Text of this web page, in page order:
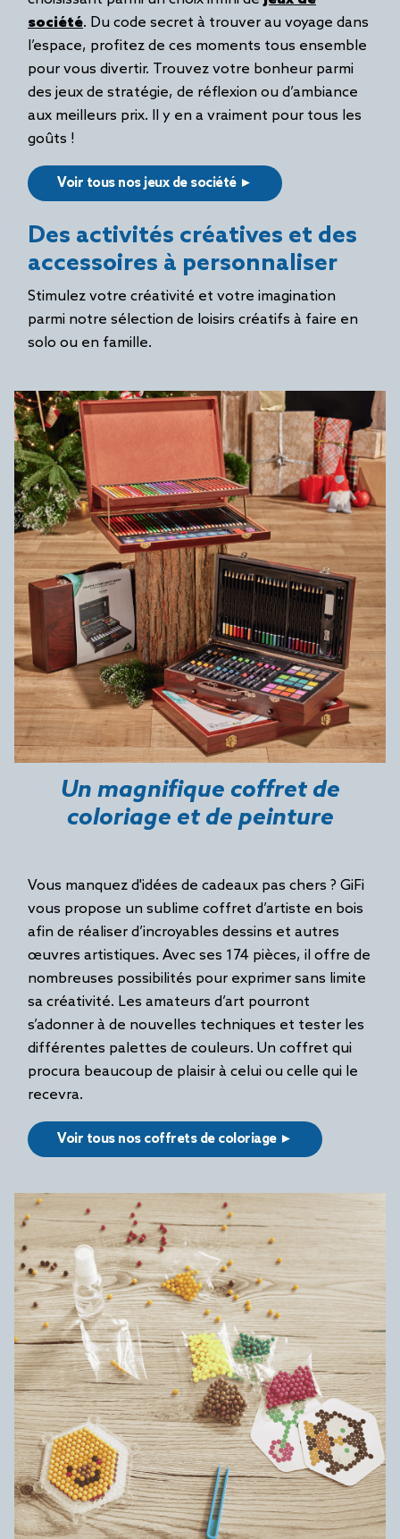
société. Du code secret à trouver au voyage dans
l’espace, profitez de ces moments tous ensemble
pour vous divertir. Trouvez votre bonheur parmi
des jeux de stratégie, de réflexion ou d’ambiance
aux meilleurs prix. Il y en a vraiment pour tous les
goûts !
Voir tous nos jeux de société ►
Des activités créatives et des
accessoires à personnaliser
Stimulez votre créativité et votre imagination
parmi notre sélection de loisirs créatifs à faire en
solo ou en famille.
Un magnifique coffret de
coloriage et de peinture
Vous manquez d'idées de cadeaux pas chers ? GiFi
vous propose un sublime coffret d’artiste en bois
afin de réaliser d’incroyables dessins et autres
œuvres artistiques. Avec ses 174 pièces, il offre de
nombreuses possibilités pour exprimer sans limite
sa créativité. Les amateurs d’art pourront
s’adonner à de nouvelles techniques et tester les
différentes palettes de couleurs. Un coffret qui
procura beaucoup de plaisir à celui ou celle qui le
recevra.
Voir tous nos coffrets de coloriage ►